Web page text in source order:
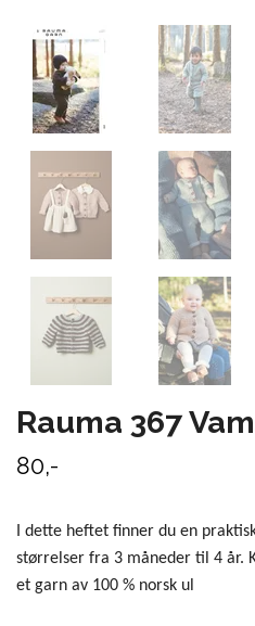
Rauma 367
80,-
I dette heftet finner du en
størrelser fra 3 måneder til 4 år.
et garn av 100 % norsk ul